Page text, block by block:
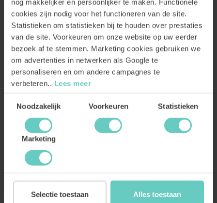
nog makkelijker en persoonlijker te maken. Functionele
cookies zijn nodig voor het functioneren van de site.
Statistieken om statistieken bij te houden over prestaties
van de site. Voorkeuren om onze website op uw eerder
bezoek af te stemmen. Marketing cookies gebruiken we
om advertenties in netwerken als Google te
personaliseren en om andere campagnes te
verbeteren.. Lees meer
Toestemmingsselectie
Noodzakelijk Voorkeuren Statistieken
Marketing
Alles toestaan
Selectie toestaan
7.49 14.
TIP VAN DERRICK
Misschien wel onze állerbeste
Topwijn! vinden wijnprofs